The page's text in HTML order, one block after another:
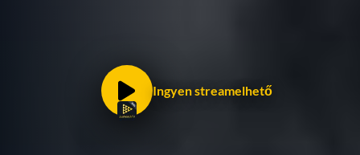
Ingyen streamelhető